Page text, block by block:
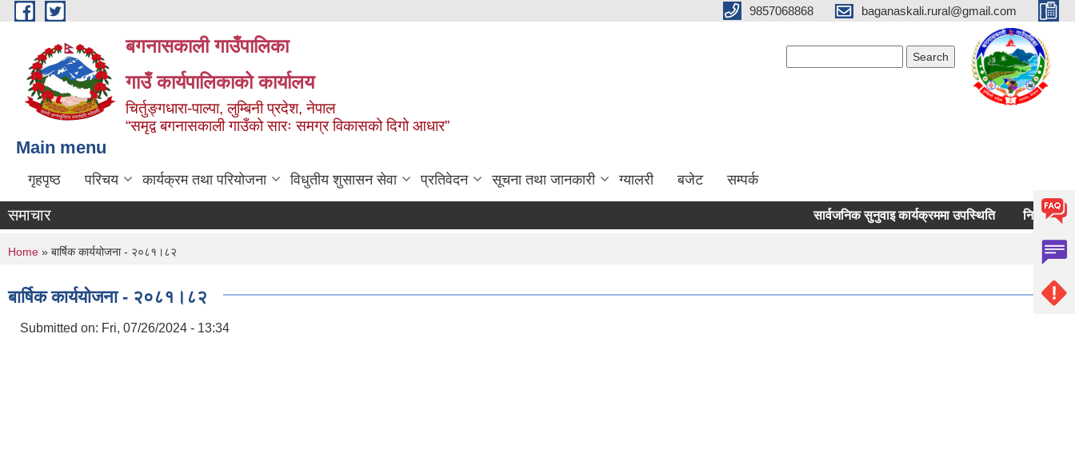
Skip to main content 9857068868 baganaskali.rural@gmail.com
बगनासकाली गाउँपालिका
गाउँ कार्यपालिकाको कार्यालय
चिर्तुङ्गधारा-पाल्पा, लुम्बिनी प्रदेश, नेपाल
“समृद्व बगनासकाली गाउँको सारः समग्र विकासको दिगो आधार”
Main menu
गृहपृष्ठ परिचय कार्यक्रम तथा परियोजना विधुतीय शुसासन सेवा प्रतिवेदन सूचना तथा जानकारी ग्यालरी बजेट सम्पर्क
समाचार सार्वजनिक सुनुवाइ कार्यक्रममा उपस्थिति निर्माण जन्य लोकल
You are here
Home » बार्षिक कार्ययोजना - २०८१।८२
बार्षिक कार्ययोजना - २०८१।८२
Submitted on: Fri, 07/26/2024 - 13:34